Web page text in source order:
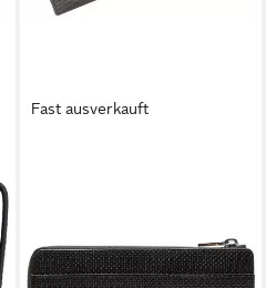
Fast ausverkauft
lieferbar - in 2-3 Werktagen bei dir